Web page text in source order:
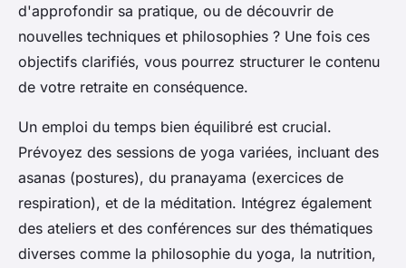
d'approfondir sa pratique, ou de découvrir de
nouvelles techniques et philosophies ? Une fois ces
objectifs clarifiés, vous pourrez structurer le contenu
de votre retraite en conséquence.
Un emploi du temps bien équilibré est crucial.
Prévoyez des sessions de yoga variées, incluant des
asanas (postures), du pranayama (exercices de
respiration), et de la méditation. Intégrez également
des ateliers et des conférences sur des thématiques
diverses comme la philosophie du yoga, la nutrition,